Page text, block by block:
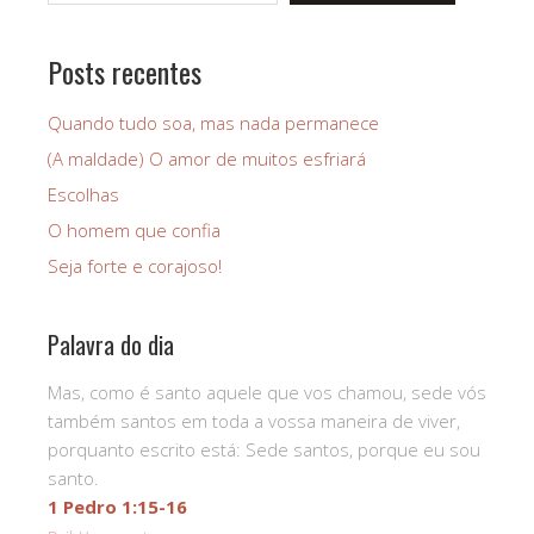
Posts recentes
Quando tudo soa, mas nada permanece
(A maldade) O amor de muitos esfriará
Escolhas
O homem que confia
Seja forte e corajoso!
Palavra do dia
Mas, como é santo aquele que vos chamou, sede vós
também santos em toda a vossa maneira de viver,
porquanto escrito está: Sede santos, porque eu sou
santo.
1 Pedro 1:15-16